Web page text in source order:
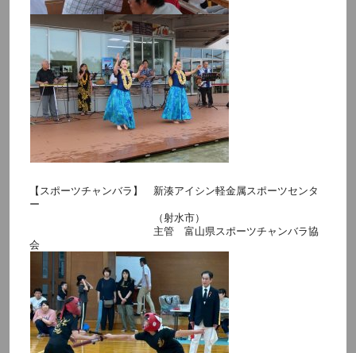
【スポーツチャンバラ】 新湊アイシン軽金属スポーツセンタ
ー
（射水市）
主管 富山県スポーツチャンバラ協
会